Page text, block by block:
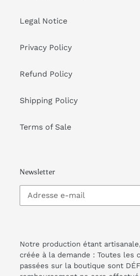
Legal Notice
Privacy Policy
Refund Policy
Shipping Policy
Terms of Sale
Newsletter
Notre production étant
créée à la demande : Toutes les
passées sur la boutique sont